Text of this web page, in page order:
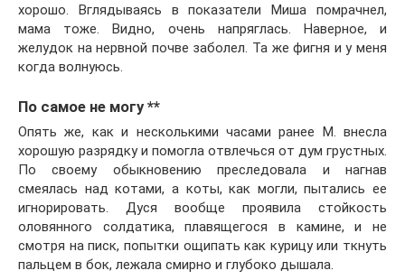
хорошо. Вглядываясь в показатели Миша помрачнел,
мама тоже. Видно, очень напряглась. Наверное, и
желудок на нервной почве заболел. Та же фигня и у меня
когда волнуюсь.
По самое не могу **
Опять же, как и несколькими часами ранее М. внесла
хорошую разрядку и помогла отвлечься от дум грустных.
По своему обыкновению преследовала и нагнав
смеялась над котами, а коты, как могли, пытались ее
игнорировать. Дуся вообще проявила стойкость
оловянного солдатика, плавящегося в камине, и не
смотря на писк, попытки ощипать как курицу или ткнуть
пальцем в бок, лежала смирно и глубоко дышала.